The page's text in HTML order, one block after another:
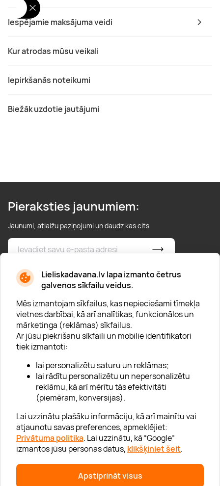
Lieliskadavana.lv lapa izmanto četrus
galvenos sīkfailu veidus.
Mēs izmantojam sīkfailus, kas nepieciešami tīmekļa
vietnes darbībai, kā arī analītikas, funkcionālos un
mārketinga (reklāmas) sīkfailus.
Ar jūsu piekrišanu sīkfaili un mobilie identifikatori
tiek izmantoti:
lai personalizētu saturu un reklāmas;
lai rādītu personalizētu un nepersonalizētu
reklāmu, kā arī mērītu tās efektivitāti
(piemēram, konversijas).
Lai uzzinātu plašāku informāciju, kā arī mainītu vai
atjaunotu savas preferences, apmeklējiet:
Privātuma politika. Lai uzzinātu, kā “Google”
izmantos jūsu personas datus, klikšķiniet šeit.
Apstiprināt visus
Iespējamie maksājuma veidi
Kur atrodas mūsu veikali
Iepirkšanās noteikumi
Biežāk uzdotie jautājumi
Pieraksties jaunumiem:
Jaunumi, atlaižu paziņojumi un daudz kas cits
* Esmu iepazinies/usies ar privātuma politiku
Par "Lieliska dāvana"
Uzņēmumiem
Palīdzība
“GERA DOVANA” GRUPA